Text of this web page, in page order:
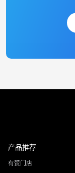
产品推荐
有赞门店